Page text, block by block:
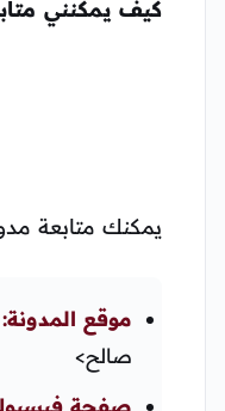
كيف يمكنني
يمكنك متابعة
موقع المدونة:
صالح>
صفحة